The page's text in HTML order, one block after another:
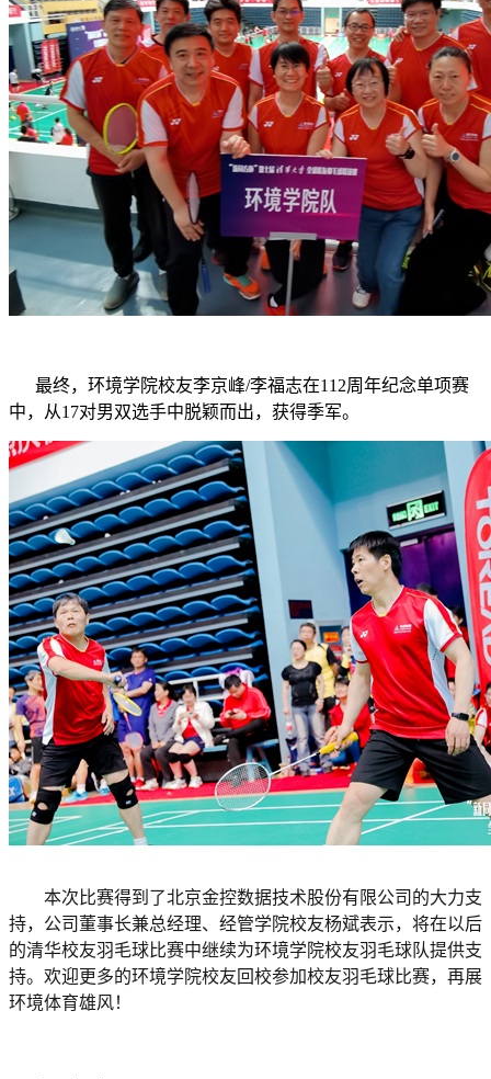
最终，环境学院校友李京峰/李福志在112周年纪念单项赛
中，从17对男双选手中脱颖而出，获得季军。
本次比赛得到了北京金控数据技术股份有限公司的大力支
持，公司董事长兼总经理、经管学院校友杨斌表示，将在以后
的清华校友羽毛球比赛中继续为环境学院校友羽毛球队提供支
持。欢迎更多的环境学院校友回校参加校友羽毛球比赛，再展
环境体育雄风！